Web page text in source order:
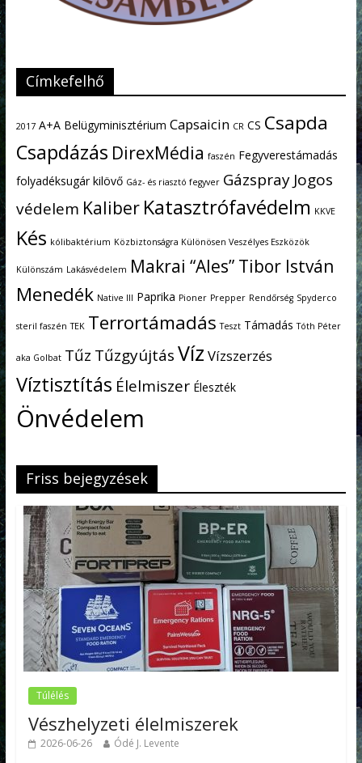
Címkefelhő
2017 A+A Belügyminisztérium Capsaicin CR CS Csapda
Csapdázás DirexMédia faszén Fegyverestámadás
folyadéksugár kilövő Gáz- és riasztó fegyver Gázspray Jogos
védelem Kaliber Katasztrófavédelm KKVE
Kés kólibaktérium Közbiztonságra Különösen Veszélyes Eszközök
Különszám Lakásvédelem Makrai “Ales” Tibor István
Menedék Native III Paprika Pioner Prepper Rendőrség Spyderco
steril faszén TEK Terrortámadás Teszt Támadás Tóth Péter
aka Golbat Tűz TűzgyújtásVíz Vízszerzés
Víztisztítás Élelmiszer Éleszték
Önvédelem
Friss bejegyzések
Túlélés
Vészhelyzeti élelmiszerek
2026-06-26 Ódé J. Levente